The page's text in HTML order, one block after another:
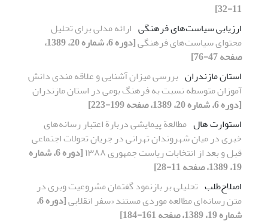
11-32]
ارزیابی سیاست‌های فرهنگی ارائه مدلی برای تحلیل
محتوای سیاست‌های فرهنگی
[دوره 6، شماره 20، 1389،
صفحه 47-76]
استان مازندران بررسی میزان آشنایی و علاقه مندی دانش
آموزان متوسطه نسبت به فرهنگ بومی در استان مازندران
[دوره 6، شماره 20، 1389، صفحه 199-223]
استوارت هال مطالعة پیمایشی دربارة اعتبار رسانه‌های
خبری در میان شهروندان تهرانی در جریان تحولات اجتماعی
قبل و بعد از انتخابات ریاست جمهوری ١٣٨٨
[دوره 6، شماره
19، 1389، صفحه 11-28]
اصلاح‌طلب تحلیلی بر بازنمود گفتمان مشروعیت وبری در
متن رسانه‌ای مطالعه موردی مستند «سفر انقلابی
[دوره 6،
شماره 19، 1389، صفحه 161-184]